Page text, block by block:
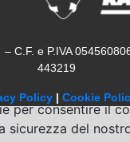
C.F. e P.IVA
443219
Policy | Cookie
per consentire il
sicurezza del